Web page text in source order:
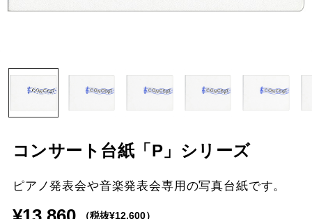
コンサート台紙「P」シリーズ
ピアノ発表会や音楽発表会専用の写真台紙です。
（税抜¥12,600）